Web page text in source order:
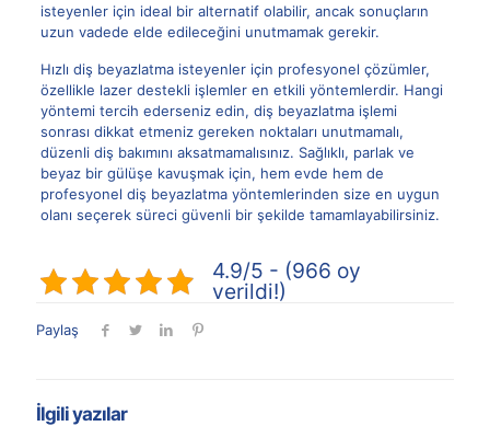
isteyenler için ideal bir alternatif olabilir, ancak sonuçların
uzun vadede elde edileceğini unutmamak gerekir.
Hızlı diş beyazlatma isteyenler için profesyonel çözümler,
özellikle lazer destekli işlemler en etkili yöntemlerdir. Hangi
yöntemi tercih ederseniz edin, diş beyazlatma işlemi
sonrası dikkat etmeniz gereken noktaları unutmamalı,
düzenli diş bakımını aksatmamalısınız. Sağlıklı, parlak ve
beyaz bir gülüşe kavuşmak için, hem evde hem de
profesyonel diş beyazlatma yöntemlerinden size en uygun
olanı seçerek süreci güvenli bir şekilde tamamlayabilirsiniz.
4.9/5 - (966 oy
verildi!)
Paylaş
İlgili yazılar